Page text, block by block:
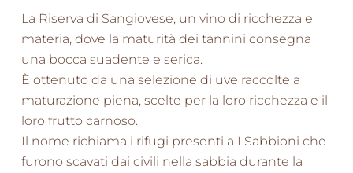
La Riserva di Sangiovese, un vino di ricchezza e
materia, dove la maturità dei tannini consegna
una bocca suadente e serica.
È ottenuto da una selezione di uve raccolte a
maturazione piena, scelte per la loro ricchezza e il
loro frutto carnoso.
Il nome richiama i rifugi presenti a I Sabbioni che
furono scavati dai civili nella sabbia durante la